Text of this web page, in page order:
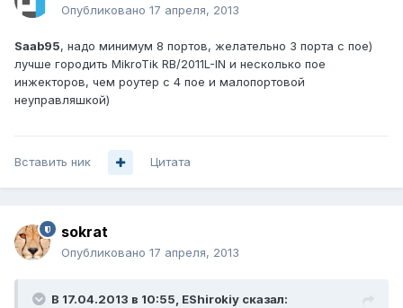
Опубликовано 17 апреля, 2013
Saab95, надо минимум 8 портов, желательно 3 порта с пое)
лучше городить MikroTik RB/2011L-IN и несколько пое
инжекторов, чем роутер с 4 пое и малопортовой
неуправляшкой)
Вставить ник Цитата
sokrat
Опубликовано 17 апреля, 2013
В 17.04.2013 в 10:55, EShirokiy сказал: